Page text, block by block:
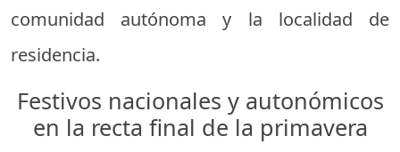
comunidad autónoma y la localidad de
residencia.
Festivos nacionales y autonómicos
en la recta final de la primavera